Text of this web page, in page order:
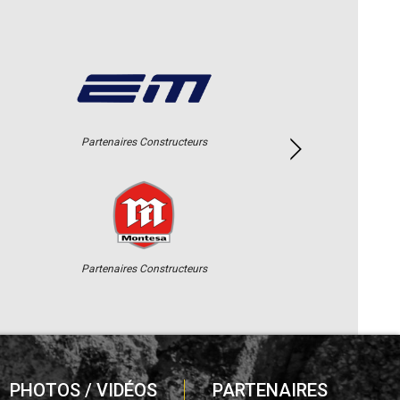
Partenaires Constructeurs
Partenaires Constructeurs
PHOTOS / VIDÉOS PARTENAIRES